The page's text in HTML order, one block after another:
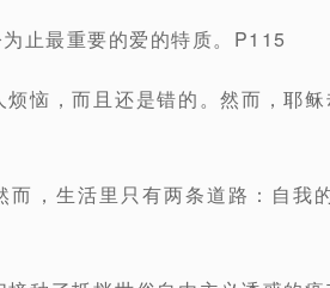
止最重要的爱的特质。P115
恼，而且还是错的。然而，耶
，生活里只有两条道路：自我